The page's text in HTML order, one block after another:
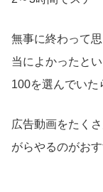
無事に終わって
当によかったとい
100を選んでいた
広告動画をたく
がらやるのがお